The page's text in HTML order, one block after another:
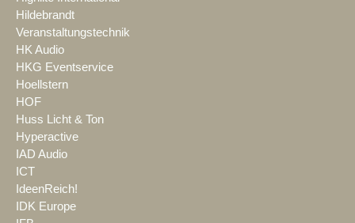
Hildebrandt
Veranstaltungstechnik
HK Audio
HKG Eventservice
Hoellstern
HOF
Huss Licht & Ton
Hyperactive
IAD Audio
ICT
IdeenReich!
IDK Europe